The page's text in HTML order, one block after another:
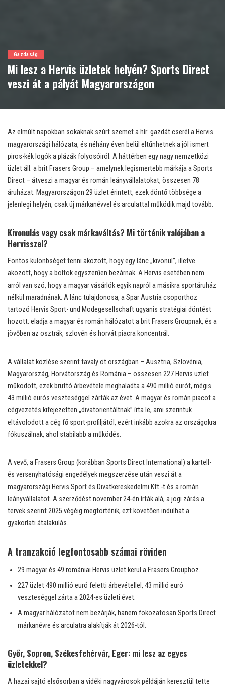
Gazdaság
Mi lesz a Hervis üzletek helyén? Sports Direct
veszi át a pályát Magyarországon
Az elmúlt napokban sokaknak szúrt szemet a hír: gazdát cserél a Hervis
magyarországi hálózata, és néhány éven belül eltűnhetnek a jól ismert
piros-kék logók a plázák folyosóiról. A háttérben egy nagy nemzetközi
üzlet áll: a brit Frasers Group – amelynek legismertebb márkája a Sports
Direct – átveszi a magyar és román leányvállalatokat, összesen 78
áruházat. Magyarországon 29 üzlet érintett, ezek döntő többsége a
jelenlegi helyén, csak új márkanévvel és arculattal működik majd tovább.
Kivonulás vagy csak márkaváltás? Mi történik valójában a
Hervisszel?
Fontos különbséget tenni aközött, hogy egy lánc „kivonul”, illetve
aközött, hogy a boltok egyszerűen bezárnak. A Hervis esetében nem
arról van szó, hogy a magyar vásárlók egyik napról a másikra sportáruház
nélkül maradnának. A lánc tulajdonosa, a Spar Austria csoporthoz
tartozó Hervis Sport- und Modegesellschaft ugyanis stratégiai döntést
hozott: eladja a magyar és román hálózatot a brit Frasers Groupnak, és a
jövőben az osztrák, szlovén és horvát piacra koncentrál.
A vállalat közlése szerint tavaly öt országban – Ausztria, Szlovénia,
Magyarország, Horvátország és Románia – összesen 227 Hervis üzlet
működött, ezek bruttó árbevétele meghaladta a 490 millió eurót, mégis
43 millió eurós veszteséggel zárták az évet. A magyar és román piacot a
cégvezetés kifejezetten „divatorientáltnak” írta le, ami szerintük
eltávolodott a cég fő sport-profiljától, ezért inkább azokra az országokra
fókuszálnak, ahol stabilabb a működés.
A vevő, a Frasers Group (korábban Sports Direct International) a kartell-
és versenyhatósági engedélyek megszerzése után veszi át a
magyarországi Hervis Sport és Divatkereskedelmi Kft.-t és a román
leányvállalatot. A szerződést november 24-én írták alá, a jogi zárás a
tervek szerint 2025 végéig megtörténik, ezt követően indulhat a
gyakorlati átalakulás.
A tranzakció legfontosabb számai röviden
29 magyar és 49 romániai Hervis üzlet kerül a Frasers Grouphoz.
227 üzlet 490 millió euró feletti árbevétellel, 43 millió euró
veszteséggel zárta a 2024-es üzleti évet.
A magyar hálózatot nem bezárják, hanem fokozatosan Sports Direct
márkanévre és arculatra alakítják át 2026-tól.
Győr, Sopron, Székesfehérvár, Eger: mi lesz az egyes
üzletekkel?
A hazai sajtó elsősorban a vidéki nagyvárosok példáján keresztül tette